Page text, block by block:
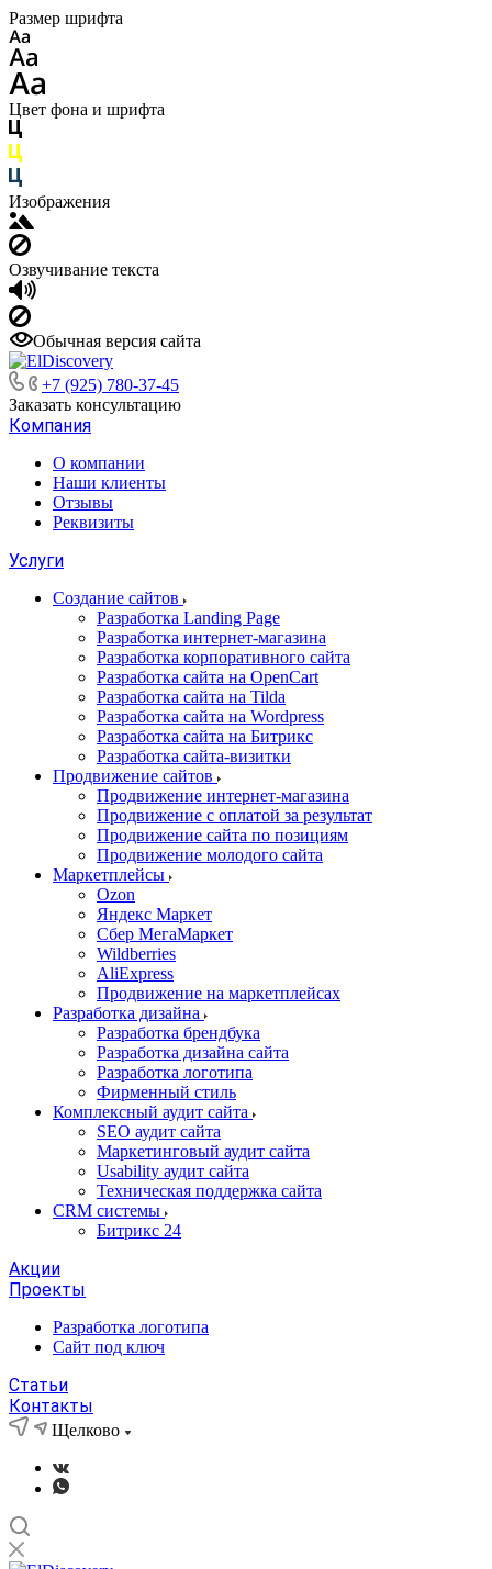
Размер шрифта
Цвет фона и шрифта
Изображения
Озвучивание текста
Обычная версия сайта
+7 (925) 780-37-45
Заказать консультацию
Компания
О компании
Наши клиенты
Отзывы
Реквизиты
Услуги
Создание сайтов
Разработка Landing Page
Разработка интернет-магазина
Разработка корпоративного сайта
Разработка сайта на OpenCart
Разработка сайта на Tilda
Разработка сайта на Wordpress
Разработка сайта на Битрикс
Разработка сайта-визитки
Продвижение сайтов
Продвижение интернет-магазина
Продвижение с оплатой за результат
Продвижение сайта по позициям
Продвижение молодого сайта
Маркетплейсы
Ozon
Яндекс Маркет
Сбер МегаМаркет
Wildberries
AliExpress
Продвижение на маркетплейсах
Разработка дизайна
Разработка брендбука
Разработка дизайна сайта
Разработка логотипа
Фирменный стиль
Комплексный аудит сайта
SEO аудит сайта
Маркетинговый аудит сайта
Usability аудит сайта
Техническая поддержка сайта
CRM системы
Битрикс 24
Акции
Проекты
Разработка логотипа
Сайт под ключ
Статьи
Контакты
Щелково